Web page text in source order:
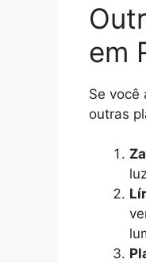
em
Se você
outras